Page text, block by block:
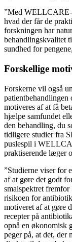
”Med WELLCARE-
hvad der får de
forskningen har
behandlingskvalitet
sundhed for
Forskellige
Forskerne vil også
motiveres af at få
hjælpe samfundet
den behandling, du
tidligere studier fra
puslespil i
praktiserende læger
”Studierne viser for
af at gøre det godt
smalspektret
risikoen for
motiveret af at gøre
recepter på
opnå en økonomisk
peger på, at det, der